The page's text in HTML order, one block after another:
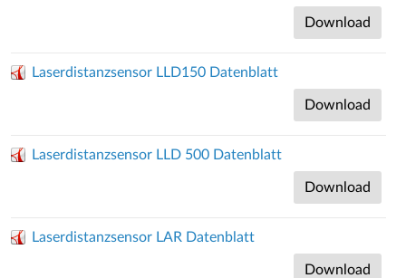
Download
Laserdistanzsensor LLD150 Datenblatt
Download
Laserdistanzsensor LLD 500 Datenblatt
Download
Laserdistanzsensor LAR Datenblatt
Download